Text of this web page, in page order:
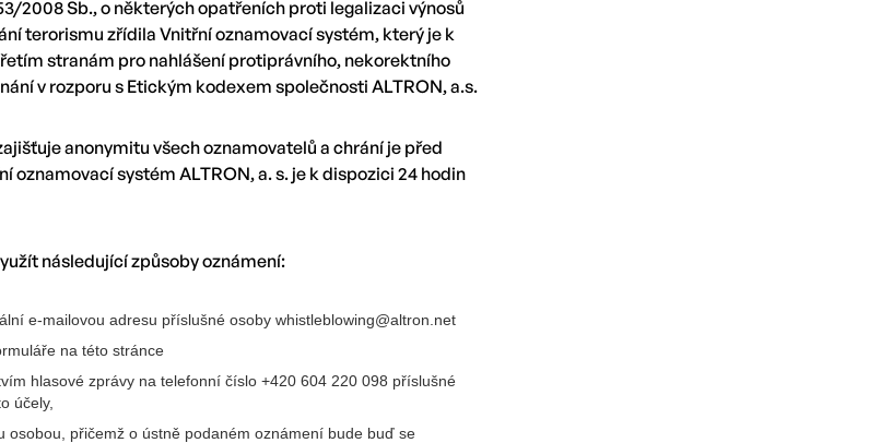
2008 Sb., o některých opatřeních proti legalizaci výnosů
terorismu zřídila Vnitřní oznamovací systém, který je k
stranám pro nahlášení protiprávního, nekorektního
v rozporu s Etickým kodexem společnosti ALTRON, a.s.
anonymitu všech oznamovatelů a chrání je před
oznamovací systém ALTRON, a. s. je k dispozici 24 hodin
následující způsoby oznámení:
e-mailovou adresu příslušné osoby whistleblowing@altron.net
na této stránce
hlasové zprávy na telefonní číslo +420 604 220 098 příslušné
účely,
osobou, přičemž o ústně podaném oznámení bude buď se